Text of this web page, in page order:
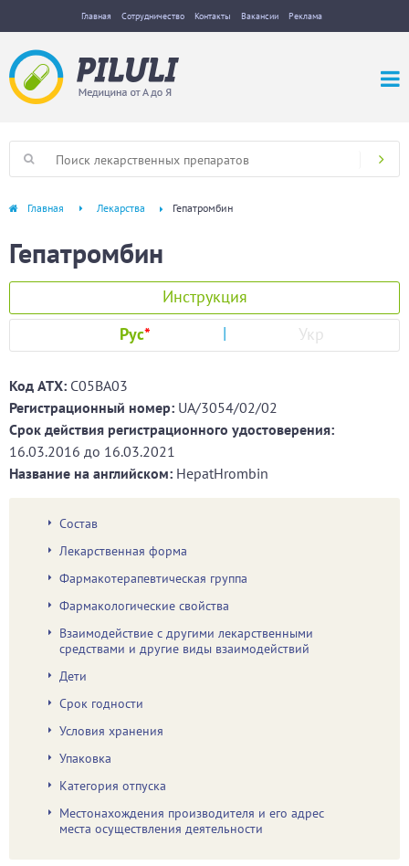
Главная Сотрудничество Контакты Вакансии Реклама
Главная Лекарства Гепатромбин
Гепатромбин
Инструкция
Рус* Укр
Код ATХ: C05BA03
Регистрационный номер: UA/3054/02/02
Срок действия регистрационного удостоверения:
16.03.2016 до 16.03.2021
Название на английском: HepatHrombin
Состав
Лекарственная форма
Фармакотерапевтическая группа
Фармакологические свойства
Взаимодействие с другими лекарственными
средствами и другие виды взаимодействий
Дети
Срок годности
Условия хранения
Упаковка
Категория отпуска
Местонахождения производителя и его адрес
места осуществления деятельности